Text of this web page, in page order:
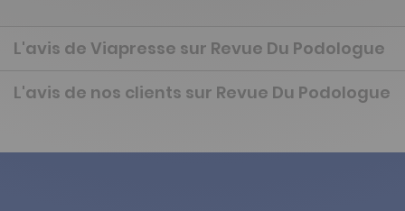
L'avis de Viapresse sur Revue Du Podologue
L'avis de nos clients sur Revue Du Podologue